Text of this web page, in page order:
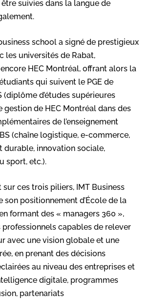
suivies dans la langue de
school a signé de prestigieux
les universités de Rabat,
HEC Montréal, offrant alors la
qui suivent le PGE de
(diplôme d’études supérieures
gestion de HEC Montréal dans des
de l’enseignement
(chaîne logistique, e-commerce,
durable, innovation sociale,
sport, etc.).
sur ces trois piliers, IMT Business
son positionnement d’École de la
formant des « managers 360 »,
professionnels capables de relever
avec une vision globale et une
en prenant des décisions
au niveau des entreprises et
digitale, programmes
partenariats